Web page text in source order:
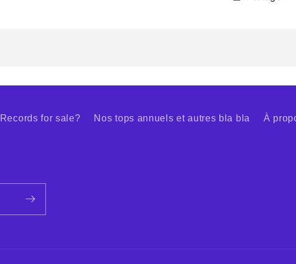
Records for sale? Nos tops annuels et autres bla bla À